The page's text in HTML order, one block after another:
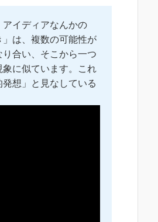
アイディアなんかの
」は、複数の可能性が
り合い、そこから一つ
象に似ています。これ
発想」と見なしている